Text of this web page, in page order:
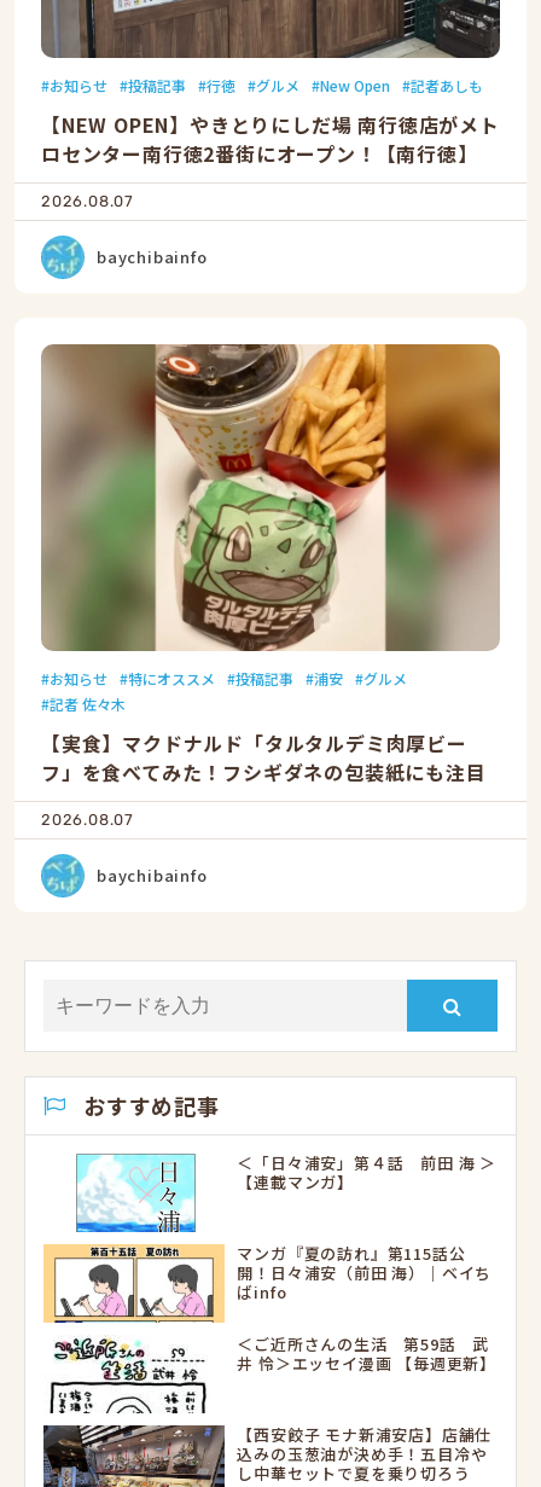
お知らせ 投稿記事 行徳 グルメ New Open 記者あしも
【NEW OPEN】やきとりにしだ場 南行徳店がメト
ロセンター南行徳2番街にオープン！【南行徳】
2026.08.07
baychibainfo
お知らせ 特にオススメ 投稿記事 浦安
グルメ
記者 佐々木
【実食】マクドナルド「タルタルデミ肉厚ビー
フ」を食べてみた！フシギダネの包装紙にも注目
2026.08.07
baychibainfo
おすすめ記事
＜「日々浦安」第４話 前田 海 ＞
【連載マンガ】
マンガ『夏の訪れ』第115話公
開！日々浦安（前田 海）｜ベイち
ばinfo
＜ご近所さんの生活 第59話 武
井 怜＞エッセイ漫画 【毎週更新】
【西安餃子 モナ新浦安店】店舗仕
込みの玉葱油が決め手！五目冷や
し中華セットで夏を乗り切ろう